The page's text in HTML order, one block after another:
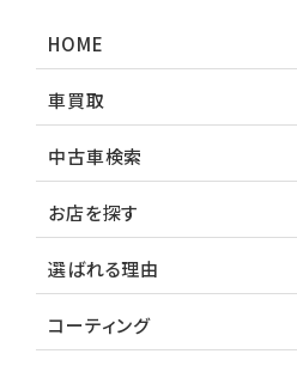
HOME
車買取
中古車検索
お店を探す
選ばれる理由
コーティング